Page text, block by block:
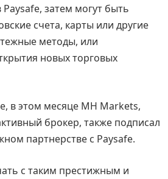
затем могут быть
счета, карты или другие
методы, или
новых торговых
в этом месяце MH Markets,
брокер, также подписал
партнерстве с Paysafe.
с таким престижным и